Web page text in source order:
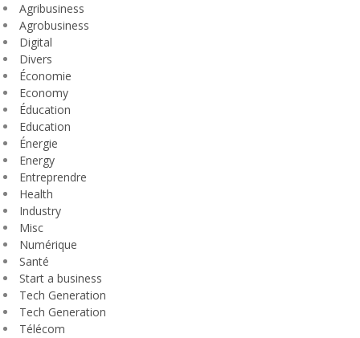
Agribusiness
Agrobusiness
Digital
Divers
Économie
Economy
Éducation
Education
Énergie
Energy
Entreprendre
Health
Industry
Misc
Numérique
Santé
Start a business
Tech Generation
Tech Generation
Télécom